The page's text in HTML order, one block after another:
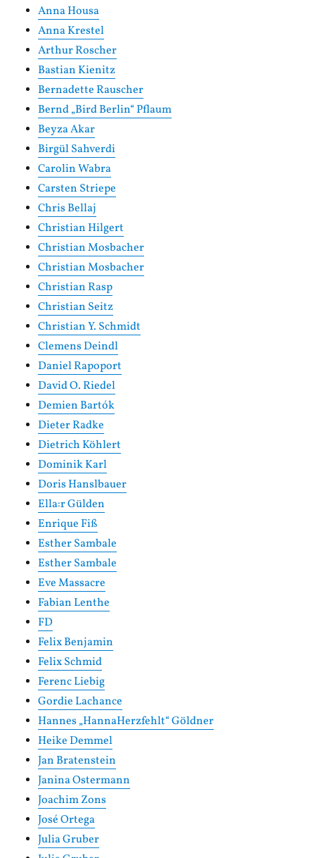
Anna Housa
Anna Krestel
Arthur Roscher
Bastian Kienitz
Bernadette Rauscher
Bernd „Bird Berlin“ Pflaum
Beyza Akar
Birgül Sahverdi
Carolin Wabra
Carsten Striepe
Chris Bellaj
Christian Hilgert
Christian Mosbacher
Christian Mosbacher
Christian Rasp
Christian Seitz
Christian Y. Schmidt
Clemens Deindl
Daniel Rapoport
David O. Riedel
Demien Bartók
Dieter Radke
Dietrich Köhlert
Dominik Karl
Doris Hanslbauer
Ella:r Gülden
Enrique Fiß
Esther Sambale
Esther Sambale
Eve Massacre
Fabian Lenthe
FD
Felix Benjamin
Felix Schmid
Ferenc Liebig
Gordie Lachance
Hannes „HannaHerzfehlt“ Göldner
Heike Demmel
Jan Bratenstein
Janina Ostermann
Joachim Zons
José Ortega
Julia Gruber